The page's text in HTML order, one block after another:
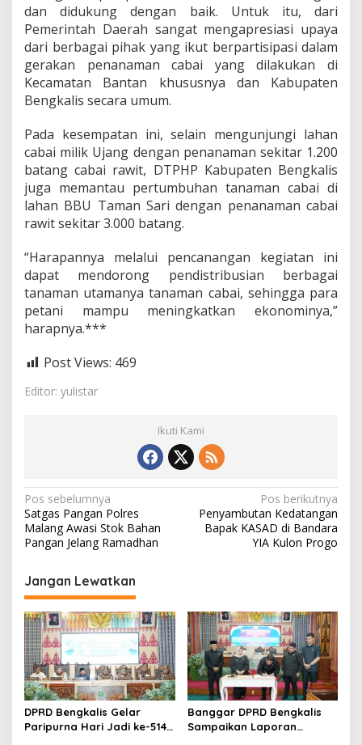
dan didukung dengan baik. Untuk itu, dari
Pemerintah Daerah sangat mengapresiasi upaya
dari berbagai pihak yang ikut berpartisipasi dalam
gerakan penanaman cabai yang dilakukan di
Kecamatan Bantan khususnya dan Kabupaten
Bengkalis secara umum.
Pada kesempatan ini, selain mengunjungi lahan
cabai milik Ujang dengan penanaman sekitar 1.200
batang cabai rawit, DTPHP Kabupaten Bengkalis
juga memantau pertumbuhan tanaman cabai di
lahan BBU Taman Sari dengan penanaman cabai
rawit sekitar 3.000 batang.
“Harapannya melalui pencanangan kegiatan ini
dapat mendorong pendistribusian berbagai
tanaman utamanya tanaman cabai, sehingga para
petani mampu meningkatkan ekonominya,”
harapnya.***
Post Views: 469
Editor: yulistar
Ikuti Kami
N
a
v
i
g
a
s
i
p
o
s
Pos sebelumnya
Satgas Pangan Polres
Malang Awasi Stok Bahan
Pangan Jelang Ramadhan
Pos berikutnya
Penyambutan Kedatangan
Bapak KASAD di Bandara
YIA Kulon Progo
Jangan Lewatkan
DPRD Bengkalis Gelar
Paripurna Hari Jadi ke-514
Banggar DPRD Bengkalis
Sampaikan Laporan